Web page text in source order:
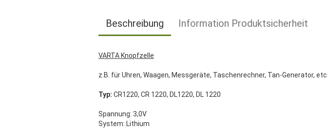
Beschreibung Information Produktsicherheit
VARTA Knopfzelle
z.B. für Uhren, Waagen, Messgeräte, Taschenrechner, Tan-Generator, etc.
Typ: CR1220, CR 1220, DL1220, DL 1220
Spannung: 3,0V
System: Lithium